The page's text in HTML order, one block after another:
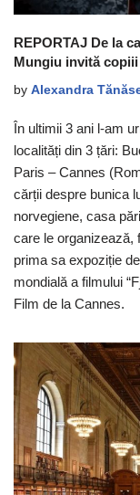
REPORTAJ De la
Mungiu invită copiii
by Alexandra
În ultimii 3 ani l-am
localități din 3 țări:
Paris – Cannes
cărții despre bunica
norvegiene, casa
care le organizează,
prima sa expoziție
mondială a filmului
Film de la Cannes.